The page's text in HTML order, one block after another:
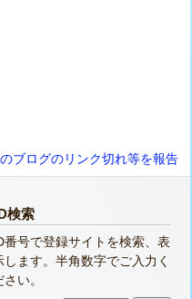
ブログのリンク切れ等を報告
検索
番号で登録サイトを検索、表
します。半角数字でご入力く
さい。